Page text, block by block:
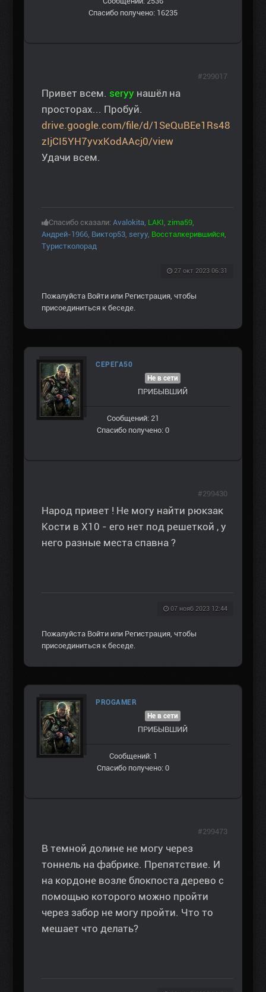
Спасибо получено: 16235
Привет всем. seryy нашёл на
просторах... Пробуй.
drive.google.com/file/d/1SeQuBEe1Rs48
zIjCI5YH7yvxKodAAcj0/view
Удачи всем.
Спасибо сказали: Avalokita, LAKI, zima59,
Андрей-1966, Виктор53, seryy, Воссталкерившийся,
Туристколорад
27 окт 2023 06:31
#299017
Пожалуйста Войти или Регистрация, чтобы
присоединиться к беседе.
СЕРЕГА50
Не в сети
ПРИБЫВШИЙ
Сообщений: 21
Спасибо получено: 0
Народ привет ! Не могу найти рюкзак
Кости в Х10 - его нет под решеткой , у
него разные места спавна ?
07 нояб 2023 12:44
#299430
Пожалуйста Войти или Регистрация, чтобы
присоединиться к беседе.
PROGAMER
Не в сети
ПРИБЫВШИЙ
Сообщений: 1
Спасибо получено: 0
В темной долине не могу через
тоннель на фабрике. Препятствие. И
на кордоне возле блокпоста дерево с
помощью которого можно пройти
через забор не могу пройти. Что то
мешает что делать?
#299473